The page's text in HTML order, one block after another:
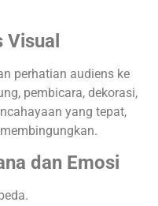
perhatian audiens ke
pembicara, dekorasi,
yang tepat,
dan Emosi